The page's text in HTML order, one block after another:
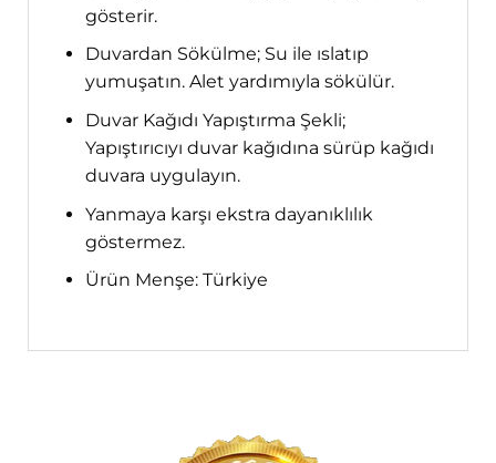
gösterir.
Duvardan Sökülme; Su ile ıslatıp
yumuşatın. Alet yardımıyla sökülür.
Duvar Kağıdı Yapıştırma Şekli;
Yapıştırıcıyı duvar kağıdına sürüp kağıdı
duvara uygulayın.
Yanmaya karşı ekstra dayanıklılık
göstermez.
Ürün Menşe: Türkiye